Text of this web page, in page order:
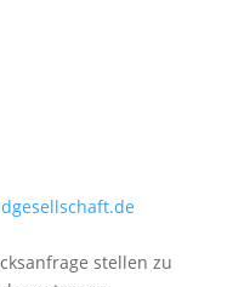
stellen zu